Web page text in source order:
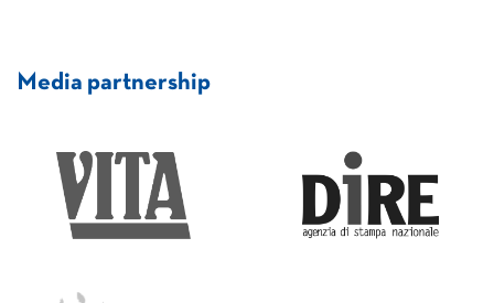
Media partnership